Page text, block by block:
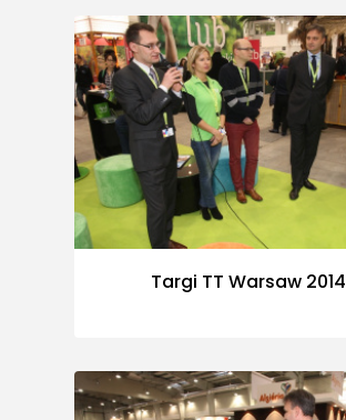
Targi TT Warsaw 2014